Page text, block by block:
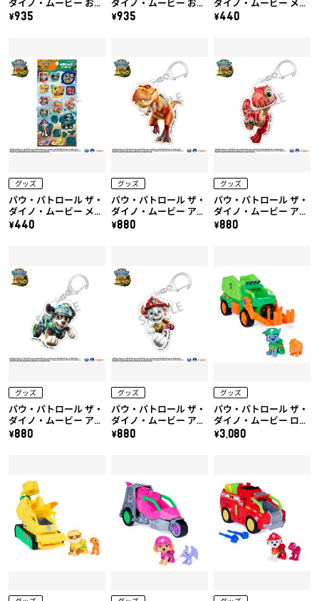
ダイノ・ムービー おで
かけHELLOシール
\935
ダイノ・ムービー おで
かけHELLOシール
\935
ダイノ・ムービー メタ
リックシールシート
\440
グッズ
パウ・パトロール ザ・
ダイノ・ムービー メタ
リックシールシート
\440
グッズ
パウ・パトロール ザ・
ダイノ・ムービー アク
リルキーホルダー（テ
\880
グッズ
パウ・パトロール ザ・
ダイノ・ムービー アク
リルキーホルダー（ル
\880
グッズ
パウ・パトロール ザ・
ダイノ・ムービー アク
リルキーホルダー（レ
\880
グッズ
パウ・パトロール ザ・
ダイノ・ムービー アク
リルキーホルダー（マ
\880
グッズ
パウ・パトロール ザ・
ダイノ・ムービー ロッ
キー ダイノクルーザー
\3,080